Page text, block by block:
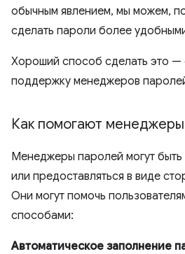
обычным явлением, мы можем,
сделать пароли более
Хороший способ сделать это —
поддержку менеджеров
Как помогают
Менеджеры паролей могут
или предоставляться в виде
Они могут помочь
способами:
Автоматическое заполнение